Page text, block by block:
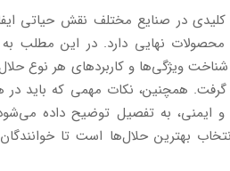
کلیدی در صنایع مختلف نقش حیاتی
محصولات نهایی دارد. در این مطلب
ویژگی‌ها و کاربردهای هر نوع حلال
گرفت. همچنین، نکات مهمی که باید
ایمنی، به تفصیل توضیح داده
بهترین حلال‌ها است تا